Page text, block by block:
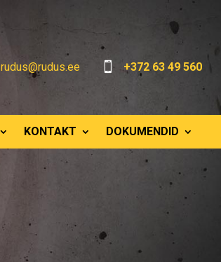
rudus@rudus.ee  +372 63 49 560
KONTAKT DOKUMENDID